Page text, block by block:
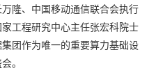
隆、中国移动通信联合会执行
工程研究中心主任张宏科院士
团作为唯一的重要算力基础设
。